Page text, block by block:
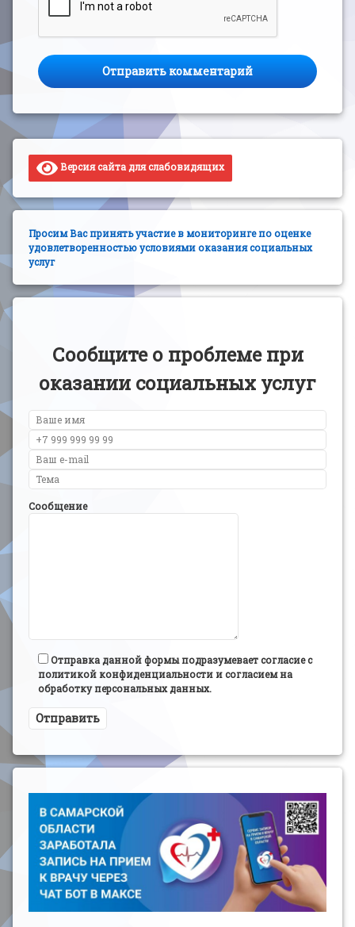
Версия сайта для слабовидящих
Просим Вас принять участие в мониторинге по оценке
удовлетворенностью условиями оказания социальных
услуг
Сообщите о проблеме при
оказании социальных услуг
Сообщение
Отправка данной формы подразумевает согласие с
политикой конфиденциальности и согласием на
обработку персональных данных.